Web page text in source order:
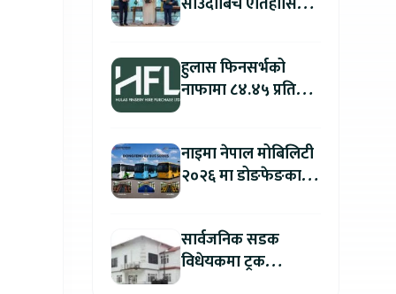
लाखको विशेष अफर
हुलास फिनसर्भको
नाफामा ८४.४५ प्रतिशत
नाइमा नेपाल मोबिलिटी
२०२६ मा डोङफेङका
बुकिङ गर्दा विशेष छुट
सार्वजनिक सडक
विधेयकमा ट्रक